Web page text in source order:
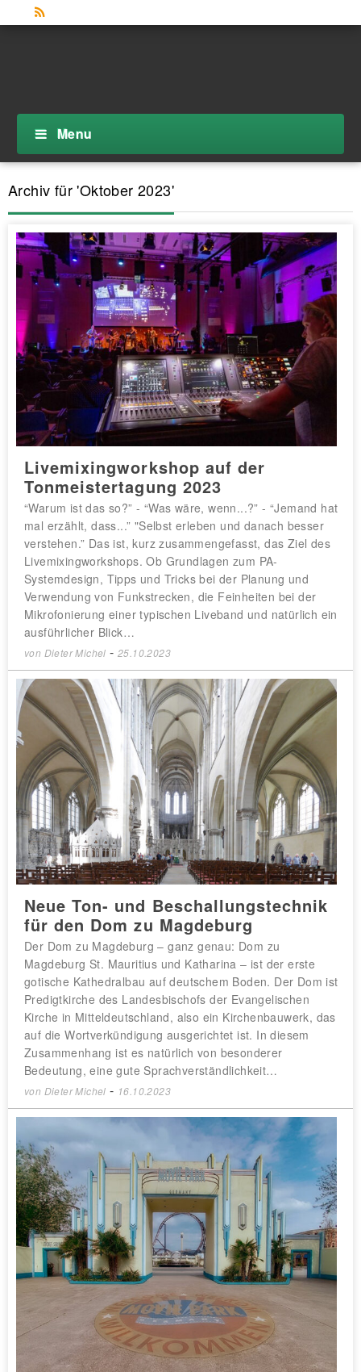
Menu
Archiv für 'Oktober 2023'
Livemixingworkshop auf der
Tonmeistertagung 2023
“Warum ist das so?” - “Was wäre, wenn...?” - “Jemand hat
mal erzählt, dass...” "Selbst erleben und danach besser
verstehen.” Das ist, kurz zusammengefasst, das Ziel des
Livemixingworkshops. Ob Grundlagen zum PA-
Systemdesign, Tipps und Tricks bei der Planung und
Verwendung von Funkstrecken, die Feinheiten bei der
Mikrofonierung einer typischen Liveband und natürlich ein
ausführlicher Blick…
von Dieter Michel -25.10.2023
Neue Ton- und Beschallungstechnik
für den Dom zu Magdeburg
Der Dom zu Magdeburg – ganz genau: Dom zu
Magdeburg St. Mauritius und Katharina – ist der erste
gotische Kathedralbau auf deutschem Boden. Der Dom ist
Predigtkirche des Landesbischofs der Evangelischen
Kirche in Mitteldeutschland, also ein Kirchenbauwerk, das
auf die Wortverkündigung ausgerichtet ist. In diesem
Zusammenhang ist es natürlich von besonderer
Bedeutung, eine gute Sprachverständlichkeit…
von Dieter Michel - 16.10.2023